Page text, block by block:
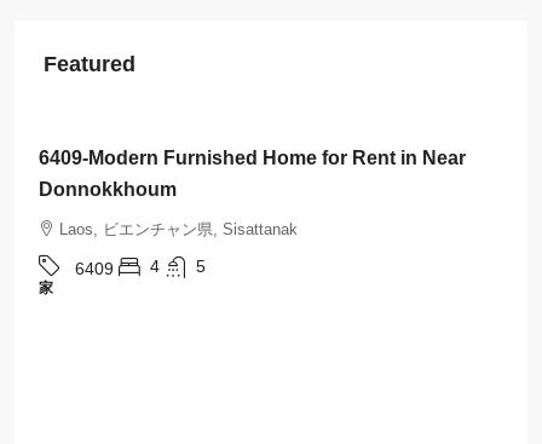
Featured
6409-Modern Furnished Home for Rent in Near
Donnokkhoum
Laos, ビエンチャン県, Sisattanak
6409 4 5
家